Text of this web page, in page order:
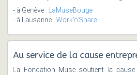
- à Genève : LaMuseBouge
- à Lausanne : Work'n'Share
Au service de la cause
La Fondation Muse soutient la cause